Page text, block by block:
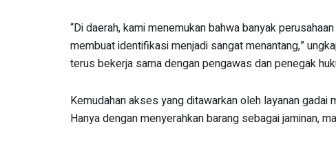
“Di daerah, kami menemukan bahwa banyak
membuat identifikasi menjadi sangat menantang,”
terus bekerja sama dengan pengawas dan penegak
Kemudahan akses yang ditawarkan oleh layanan
Hanya dengan menyerahkan barang sebagai jaminan,